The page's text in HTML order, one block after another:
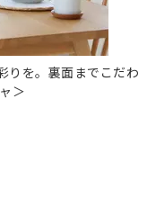
りを。裏面までこだわ
＞